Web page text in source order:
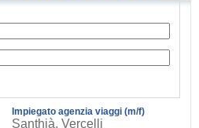
Impiegato agenzia viaggi (m/f)
Santhià, Vercelli